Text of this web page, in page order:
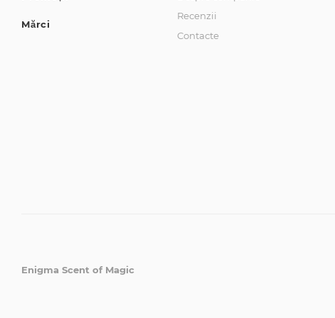
Mărci
Recenzii
Contacte
Enigma Scent of Magic